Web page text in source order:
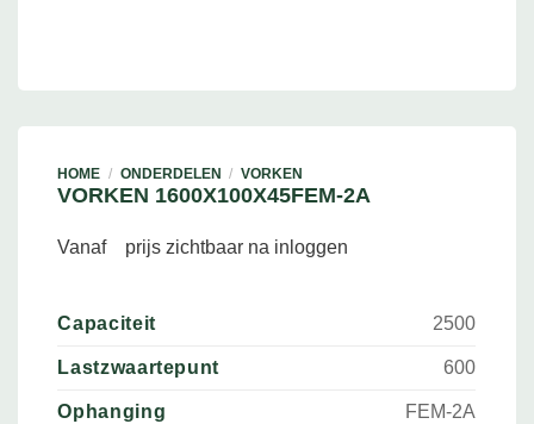
HOME / ONDERDELEN / VORKEN
VORKEN 1600X100X45FEM-2A
Vanaf prijs zichtbaar na inloggen
Capaciteit 2500
Lastzwaartepunt 600
Ophanging FEM-2A